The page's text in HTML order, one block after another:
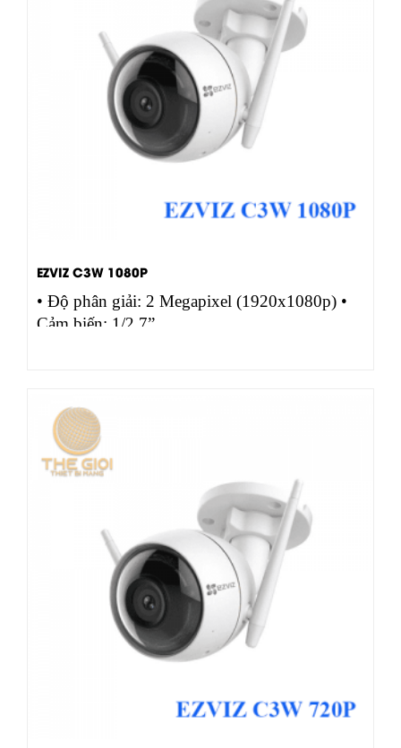
EZVIZ C3W 1080P
• Độ phân giải: 2 Megapixel (1920x1080p) •
Cảm biến: 1/2.7”…